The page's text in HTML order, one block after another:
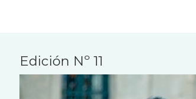
Edición Nº 11